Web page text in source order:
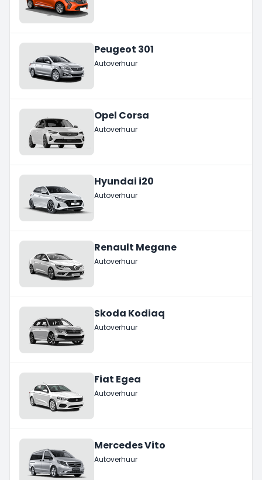
Peugeot 301
Autoverhuur
Opel Corsa
Autoverhuur
Hyundai i20
Autoverhuur
Renault Megane
Autoverhuur
Skoda Kodiaq
Autoverhuur
Fiat Egea
Autoverhuur
Mercedes Vito
Autoverhuur